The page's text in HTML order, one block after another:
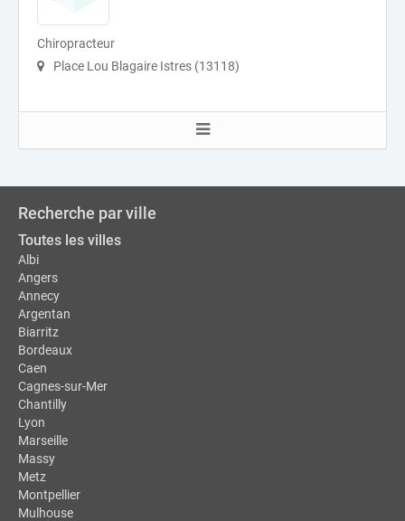
Chiropracteur
Place Lou Blagaire Istres (13118)
Recherche par ville
Toutes les villes
Albi
Angers
Annecy
Argentan
Biarritz
Bordeaux
Caen
Cagnes-sur-Mer
Chantilly
Lyon
Marseille
Massy
Metz
Montpellier
Mulhouse